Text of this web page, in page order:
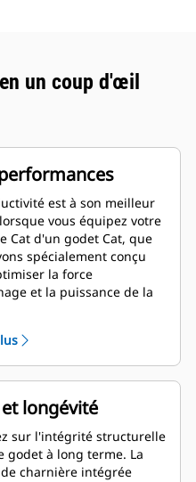
un coup d'œil
est à son meilleur
vous équipez votre
Cat d'un godet Cat, que
spécialement conçu
la force
et la puissance de la
le flux des
dans le godet. Le
de talon accru
que le fond du godet ne
ce qui réduit les coûts
de carburant est
lors de l'excavation. Les
longévité
sur l'intégrité structurelle
godet à long terme. La
charnière intégrée